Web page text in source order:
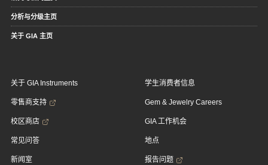
分析与分级主页
关于 GIA 主页
关于 GIA Instruments
零售商支持
校区商店
常见问答
新闻室
学生消费者信息
Gem & Jewelry Careers
GIA 工作机会
地点
报告问题